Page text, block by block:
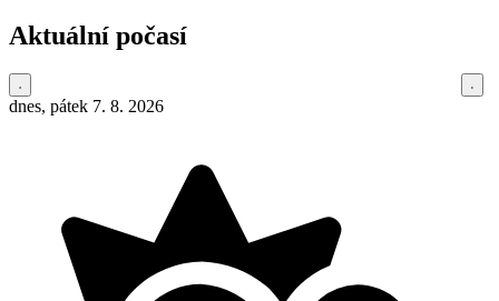
Aktuální počasí
dnes, pátek 7. 8. 2026